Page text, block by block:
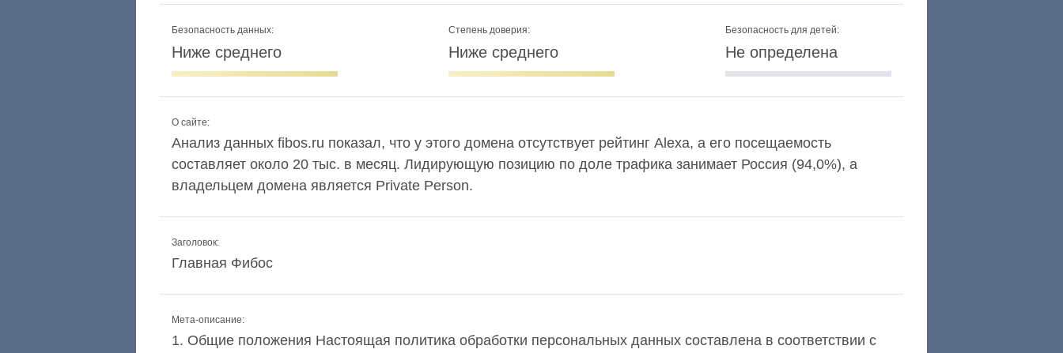
Безопасность данных:
Ниже среднего
Степень доверия:
Ниже среднего
Безопасность для детей:
Не определена
О сайте:
Анализ данных fibos.ru показал, что у этого домена отсутствует рейтинг Alexa, а его посещаемость
составляет около 20 тыс. в месяц. Лидирующую позицию по доле трафика занимает Россия (94,0%), а
владельцем домена является Private Person.
Заголовок:
Главная Фибос
Мета-описание:
1. Общие положения Настоящая политика обработки персональных данных составлена в соответствии с